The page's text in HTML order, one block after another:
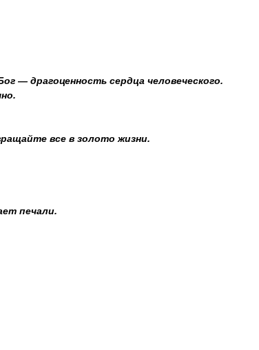
— драгоценность сердца человеческого.
все в золото жизни.
печали.